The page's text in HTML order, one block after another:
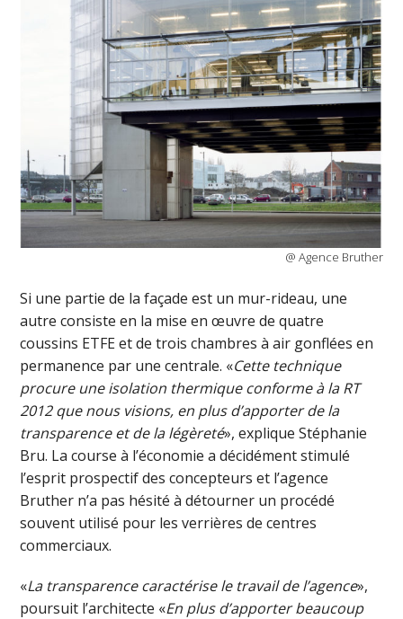
@ Agence Bruther
Si une partie de la façade est un mur-rideau, une
autre consiste en la mise en œuvre de quatre
coussins ETFE et de trois chambres à air gonflées en
permanence par une centrale. «Cette technique
procure une isolation thermique conforme à la RT
2012 que nous visions, en plus d’apporter de la
transparence et de la légèreté», explique Stéphanie
Bru. La course à l’économie a décidément stimulé
l’esprit prospectif des concepteurs et l’agence
Bruther n’a pas hésité à détourner un procédé
souvent utilisé pour les verrières de centres
commerciaux.
«La transparence caractérise le travail de l’agence»,
poursuit l’architecte «En plus d’apporter beaucoup